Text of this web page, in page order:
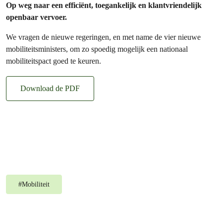
Op weg naar een efficiënt, toegankelijk en klantvriendelijk
openbaar vervoer.
We vragen de nieuwe regeringen, en met name de vier nieuwe
mobiliteitsministers, om zo spoedig mogelijk een nationaal
mobiliteitspact goed te keuren.
Download de PDF
#Mobiliteit